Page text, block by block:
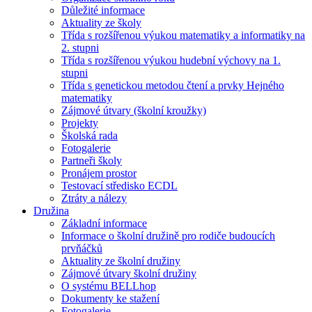
Důležité informace
Aktuality ze školy
Třída s rozšířenou výukou matematiky a informatiky na
2. stupni
Třída s rozšířenou výukou hudební výchovy na 1.
stupni
Třída s genetickou metodou čtení a prvky Hejného
matematiky
Zájmové útvary (školní kroužky)
Projekty
Školská rada
Fotogalerie
Partneři školy
Pronájem prostor
Testovací středisko ECDL
Ztráty a nálezy
Družina
Základní informace
Informace o školní družině pro rodiče budoucích
prvňáčků
Aktuality ze školní družiny
Zájmové útvary školní družiny
O systému BELLhop
Dokumenty ke stažení